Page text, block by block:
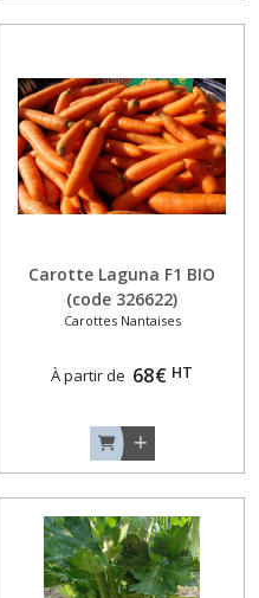
Carotte Laguna F1 BIO
(code 326622)
Carottes Nantaises
À partir de 68€ HT